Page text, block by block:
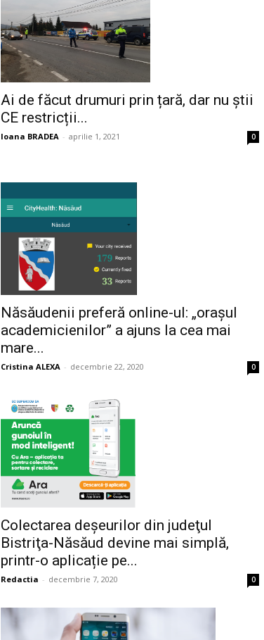
Ai de făcut drumuri prin țară, dar nu știi
CE restricții...
Ioana BRADEA - aprilie 1, 2021 0
Năsăudenii preferă online-ul: „orașul
academicienilor” a ajuns la cea mai
mare...
Cristina ALEXA - decembrie 22, 2020 0
Colectarea deșeurilor din judeţul
Bistriţa-Năsăud devine mai simplă,
printr-o aplicație pe...
Redactia - decembrie 7, 2020 0